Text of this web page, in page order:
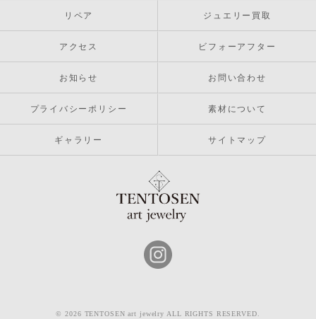
リペア ジュエリー買取
アクセス ビフォーアフター
お知らせ お問い合わせ
プライバシーポリシー 素材について
ギャラリー サイトマップ
© 2026 TENTOSEN art jewelry ALL RIGHTS RESERVED.